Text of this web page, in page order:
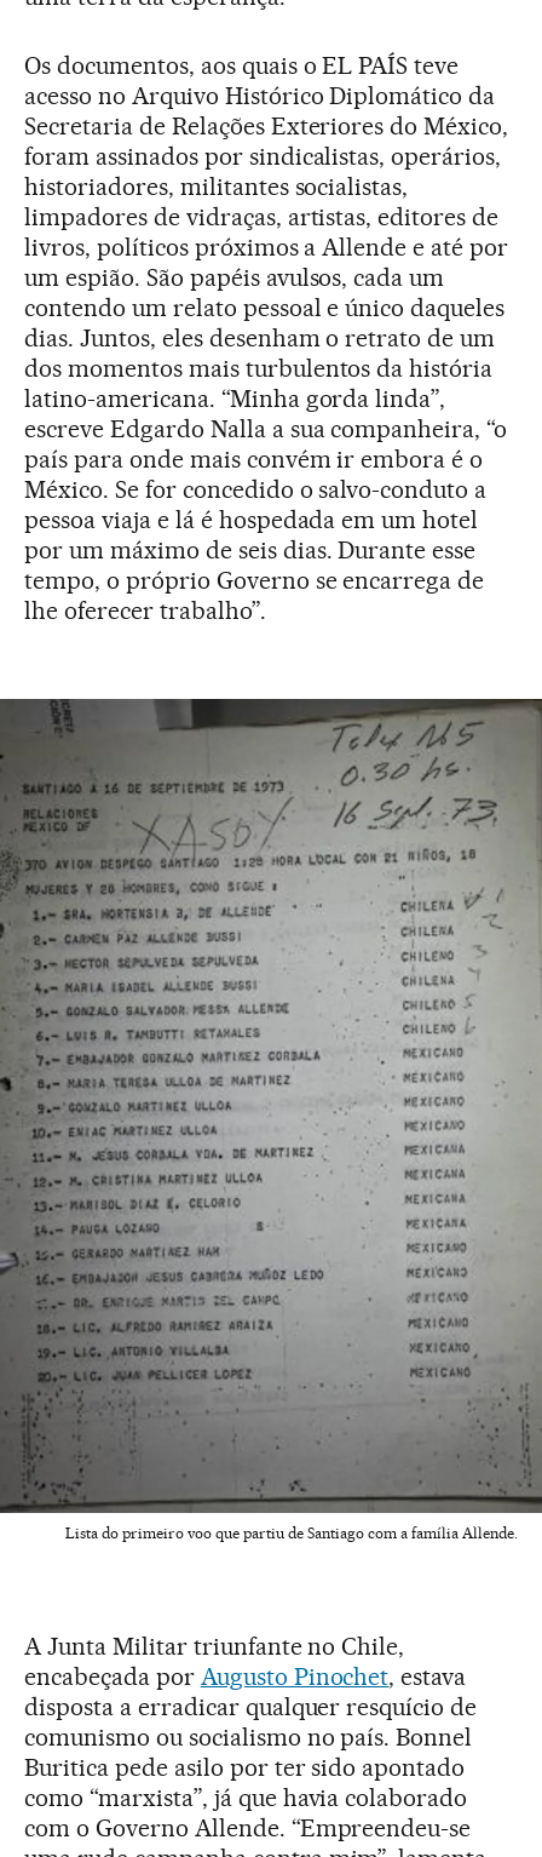
Os documentos, aos quais o EL PAÍS teve
acesso no Arquivo Histórico Diplomático da
Secretaria de Relações Exteriores do México,
foram assinados por sindicalistas, operários,
historiadores, militantes socialistas,
limpadores de vidraças, artistas, editores de
livros, políticos próximos a Allende e até por
um espião. São papéis avulsos, cada um
contendo um relato pessoal e único daqueles
dias. Juntos, eles desenham o retrato de um
dos momentos mais turbulentos da história
latino-americana. “Minha gorda linda”,
escreve Edgardo Nalla a sua companheira, “o
país para onde mais convém ir embora é o
México. Se for concedido o salvo-conduto a
pessoa viaja e lá é hospedada em um hotel
por um máximo de seis dias. Durante esse
tempo, o próprio Governo se encarrega de
lhe oferecer trabalho”.
Lista do primeiro voo que partiu de Santiago com a família Allende.
A Junta Militar triunfante no Chile,
encabeçada por Augusto Pinochet, estava
disposta a erradicar qualquer resquício de
comunismo ou socialismo no país. Bonnel
Buritica pede asilo por ter sido apontado
como “marxista”, já que havia colaborado
com o Governo Allende. “Empreendeu-se